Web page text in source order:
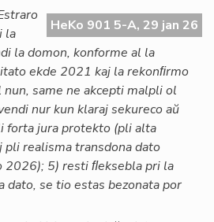
HeKo 901 5-A, 29 jan 26
la
la domon, konforme al la
ekde 2021 kaj la rekonﬁrmo
same ne akcepti malpli ol
nur kun klaraj sekureco aŭ
forta jura protekto (pli alta
pli realisma transdona dato
2026); 5) resti ﬂeksebla pri la
dato, se tio estas bezonata por